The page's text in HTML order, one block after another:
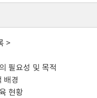
>
필요성 및 목적
배경
현황